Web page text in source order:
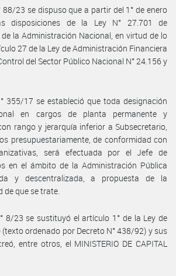
88/23 se dispuso que a partir del 1° de enero
disposiciones de la Ley N° 27.701 de
la Administración Nacional, en virtud de lo
27 de la Ley de Administración Financiera
del Sector Público Nacional N° 24.156 y
355/17 se estableció que toda designación
en cargos de planta permanente y
rango y jerarquía inferior a Subsecretario,
presupuestariamente, de conformidad con
será efectuada por el Jefe de
en el ámbito de la Administración Pública
y descentralizada, a propuesta de la
que se trate.
8/23 se sustituyó el artículo 1° de la Ley de
ordenado por Decreto N° 438/92) y sus
entre otros, el MINISTERIO DE CAPITAL